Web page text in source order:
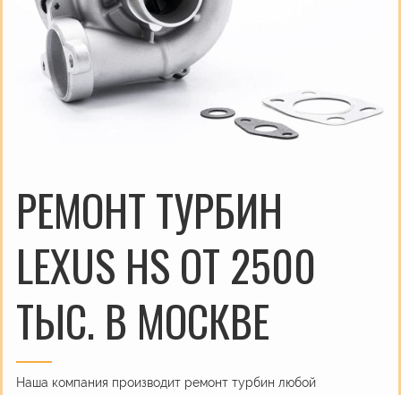
РЕМОНТ ТУРБИН
LEXUS HS ОТ 2500
ТЫС. В МОСКВЕ
Наша компания производит ремонт турбин любой